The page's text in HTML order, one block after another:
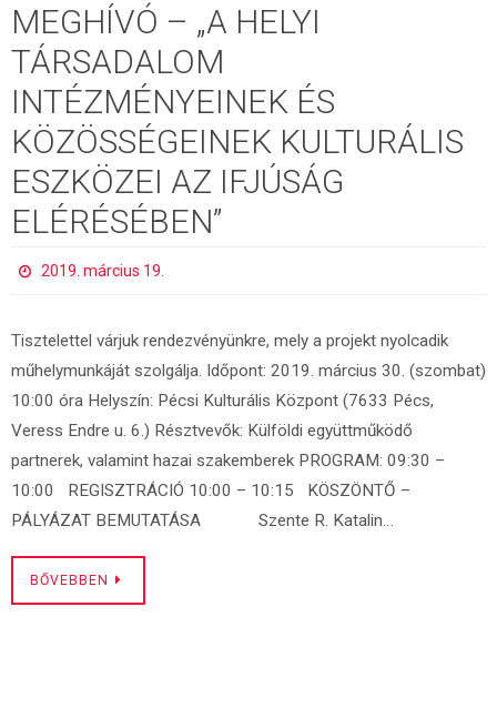
MEGHÍVÓ – „A HELYI
TÁRSADALOM
INTÉZMÉNYEINEK ÉS
KÖZÖSSÉGEINEK KULTURÁLIS
ESZKÖZEI AZ IFJÚSÁG
ELÉRÉSÉBEN”
2019. március 19.
Tisztelettel várjuk rendezvényünkre, mely a projekt nyolcadik
műhelymunkáját szolgálja. Időpont: 2019. március 30. (szombat)
10:00 óra Helyszín: Pécsi Kulturális Központ (7633 Pécs,
Veress Endre u. 6.) Résztvevők: Külföldi együttműködő
partnerek, valamint hazai szakemberek PROGRAM: 09:30 –
10:00 REGISZTRÁCIÓ 10:00 – 10:15 KÖSZÖNTŐ –
PÁLYÁZAT BEMUTATÁSA Szente R. Katalin…
BŐVEBBEN